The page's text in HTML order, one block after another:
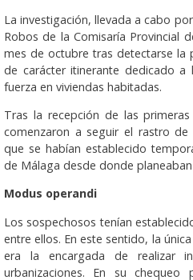
La investigación, llevada a cabo
Robos de la Comisaría Provincial
mes de octubre tras detectarse la
de carácter itinerante dedicado
fuerza en viviendas habitadas.
Tras la recepción de las
comenzaron a seguir el rastro
que se habían establecido
de Málaga desde donde
Modus operandi
Los sospechosos tenían
entre ellos. En este sentido, la
era la encargada de realizar
urbanizaciones. En su chequeo